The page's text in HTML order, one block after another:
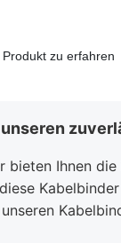
zu erfahren
bieten Ihnen